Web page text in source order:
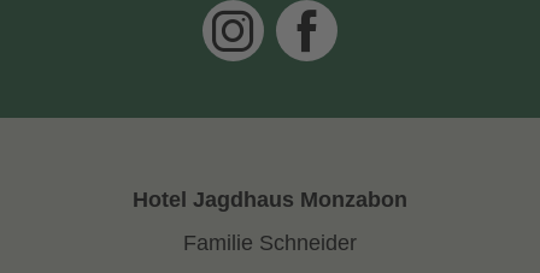
Hotel Jagdhaus Monzabon
Familie Schneider